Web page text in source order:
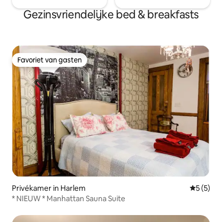
Gezinsvriendelijke bed & breakfasts
Favoriet van gasten
Favoriet van gasten
Privékamer in Harlem
5 (5)
* NIEUW * Manhattan Sauna Suite